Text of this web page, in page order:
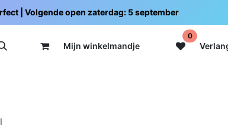
| Volgende open zaterdag: 5 september
Mijn winkelmandje
0